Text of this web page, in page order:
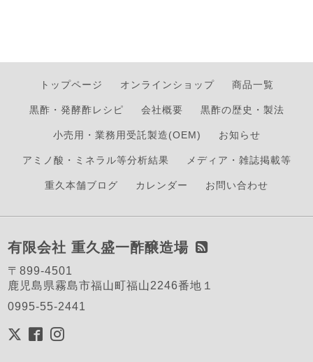
トップページ オンラインショップ 商品一覧
黒酢・発酵酢レシピ 会社概要 黒酢の歴史・製法
小売用・業務用受託製造(OEM) お知らせ
アミノ酸・ミネラル等分析結果 メディア・雑誌掲載等
重久本舗ブログ カレンダー お問い合わせ
有限会社 重久盛一酢醸造場
〒899-4501
鹿児島県霧島市福山町福山2246番地１
0995-55-2441